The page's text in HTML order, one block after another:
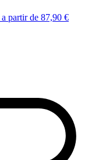
a partir de 87,90 €